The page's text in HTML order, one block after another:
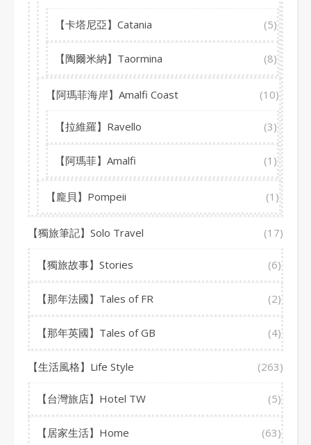
【卡塔尼亞】Catania (5)
【陶爾米納】Taormina (8)
【阿瑪菲海岸】Amalfi Coast (10)
【拉維羅】Ravello (3)
【阿瑪菲】Amalfi (1)
【龐貝】Pompeii (1)
【獨旅筆記】Solo Travel (17)
【獨旅故事】Stories (6)
【那年法國】Tales of FR (2)
【那年英國】Tales of GB (4)
【生活風格】Life Style (263)
【台灣旅店】Hotel TW (5)
【居家生活】Home (63)